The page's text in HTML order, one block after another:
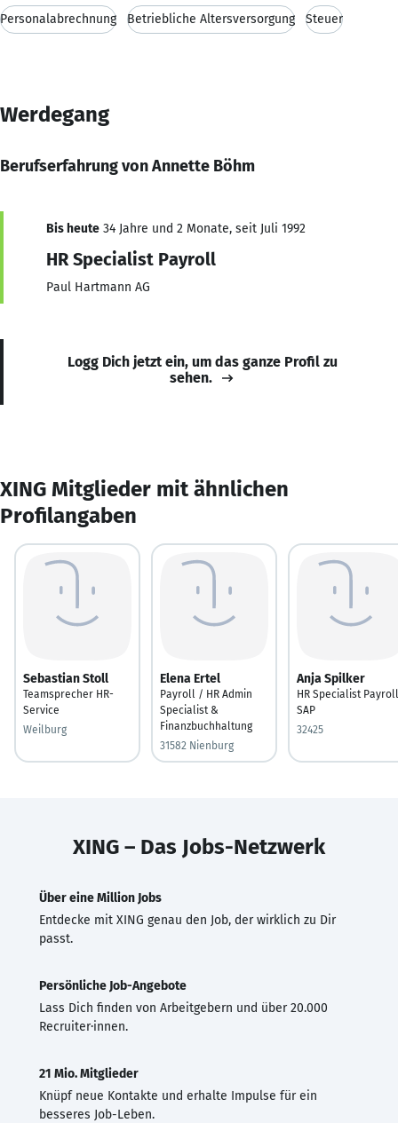
Personalabrechnung Betriebliche Altersversorgung Steuer
Werdegang
Berufserfahrung von Annette Böhm
Bis heute 34 Jahre und 2 Monate, seit Juli 1992
HR Specialist Payroll
Paul Hartmann AG
Logg Dich jetzt ein, um das ganze Profil zu
sehen.
XING Mitglieder mit ähnlichen
Profilangaben
Sebastian Stoll
Teamsprecher HR-
Service
Weilburg
Elena Ertel
Payroll / HR Admin
Specialist &
Finanzbuchhaltung
31582 Nienburg
Anja Spilker
HR Specialist Payroll
SAP
32425
XING – Das Jobs-Netzwerk
Über eine Million Jobs
Entdecke mit XING genau den Job, der wirklich zu Dir
passt.
Persönliche Job-Angebote
Lass Dich finden von Arbeitgebern und über 20.000
Recruiter·innen.
21 Mio. Mitglieder
Knüpf neue Kontakte und erhalte Impulse für ein
besseres Job-Leben.